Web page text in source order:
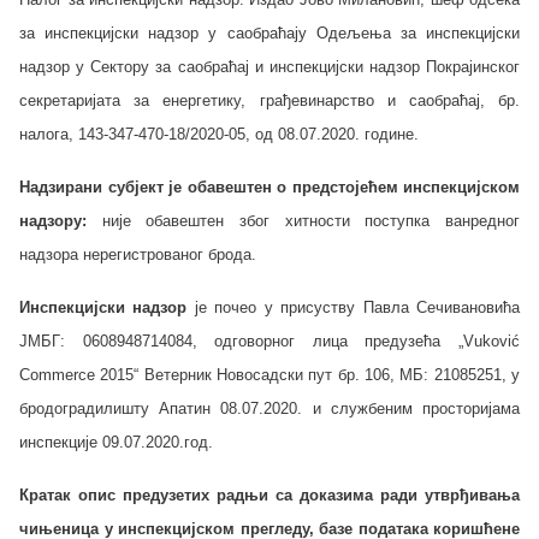
за инспекцијски надзор у саобраћају Одељења за инспекцијски
надзор у Сектору за саобраћај и инспекцијски надзор Покрајинског
секретаријата за енергетику, грађевинарство и саобраћај, бр.
налога, 143-347-470-18/2020-05, од 08.07.2020. године.
Надзирани субјект је обавештен о предстојећем инспекцијском
надзору:
није обавештен због хитности поступка ванредног
надзора нерегистрованог брода.
Инспекцијски надзор је почео у присуству Павла Сечивановића
ЈМБГ: 0608948714084, одговорног лица предузећа„Vuković
Commerce 2015“ Ветерник Новосадски пут бр. 106, МБ: 21085251, у
бродоградилишту Апатин 08.07.2020. и службеним просторијама
инспекције 09.07.2020.год.
Кратак опис предузетих радњи са доказима ради утврђивања
чињеница у инспекцијском прегледу, базе података коришћене